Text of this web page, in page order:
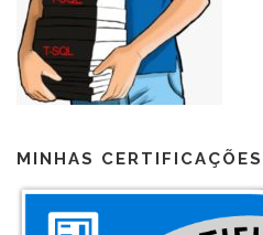
MINHAS CERTIFICAÇÕES